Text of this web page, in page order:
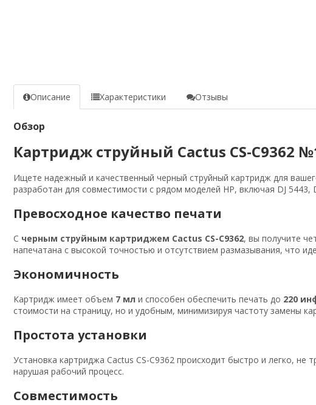
Описание Характеристики Отзывы
Обзор
Картридж струйный Cactus CS-C9362
Ищете надежный и качественный черный струйный картридж для
разработан для совместимости с рядом моделей HP, включая DJ
Превосходное качество печати
С черным струйным картриджем Cactus CS-C9362, вы получите
напечатана с высокой точностью и отсутствием размазывания, что
Экономичность
Картридж имеет объем 7 мл и способен обеспечить печать до 220
стоимости на страницу, но и удобным, минимизируя частоту замены
Простота установки
Установка картриджа Cactus CS-C9362 происходит быстро и легко,
нарушая рабочий процесс.
Совместимость